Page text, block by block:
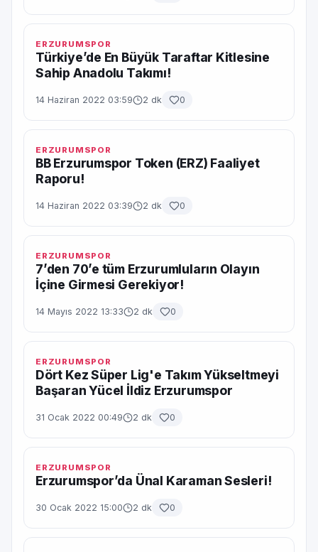
ERZURUMSPOR
Türkiye’de En Büyük Taraftar Kitlesine
Sahip Anadolu Takımı!
14 Haziran 2022 03:59 2 dk 0
ERZURUMSPOR
BB Erzurumspor Token (ERZ) Faaliyet
Raporu!
14 Haziran 2022 03:39 2 dk 0
ERZURUMSPOR
7’den 70’e tüm Erzurumluların Olayın
İçine Girmesi Gerekiyor!
14 Mayıs 2022 13:33 2 dk 0
ERZURUMSPOR
Dört Kez Süper Lig'e Takım Yükseltmeyi
Başaran Yücel İldiz Erzurumspor
31 Ocak 2022 00:49 2 dk 0
ERZURUMSPOR
Erzurumspor’da Ünal Karaman Sesleri!
30 Ocak 2022 15:00 2 dk 0